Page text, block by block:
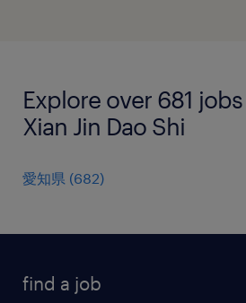
Explore over 681
Xian Jin Dao Shi
愛知県 (682)
find a job